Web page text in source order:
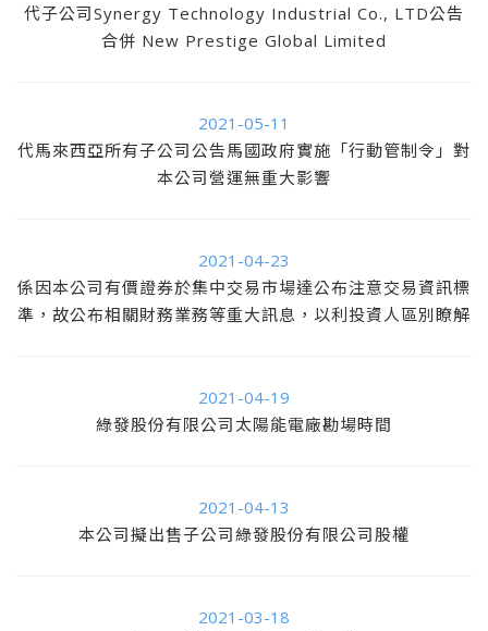
代子公司Synergy Technology Industrial Co., LTD公告
合併 New Prestige Global Limited
2021-05-11
代馬來西亞所有子公司公告馬國政府實施「行動管制令」對
本公司營運無重大影響
2021-04-23
係因本公司有價證券於集中交易市場達公布注意交易資訊標
準，故公布相關財務業務等重大訊息，以利投資人區別瞭解
2021-04-19
綠發股份有限公司太陽能電廠勘場時間
2021-04-13
本公司擬出售子公司綠發股份有限公司股權
2021-03-18